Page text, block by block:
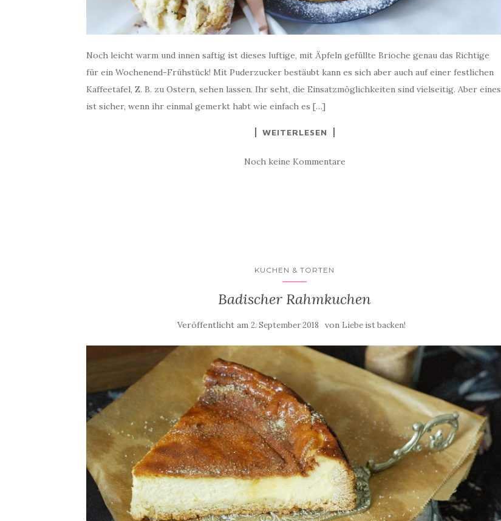
Noch leicht warm und innen saftig ist dieses luftige, mit Äpfeln gefüllte Brioche genau das Richtige
für ein Wochenend-Frühstück! Mit Puderzucker bestäubt kann es sich aber auch auf einer festlichen
Kaffeetafel, Z. B. zu Ostern, sehen lassen. Ihr seht, die Einsatzmöglichkeiten sind vielseitig. Aber eines
ist sicher, wenn ihr einmal gemerkt habt wie einfach es […]
WEITERLESEN
Noch keine Kommentare
KUCHEN & TORTEN
Badischer Rahmkuchen
Veröffentlicht am2. September 2018 von Liebe ist backen!